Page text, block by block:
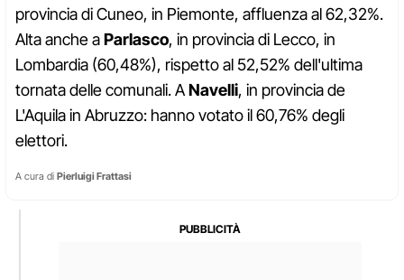
provincia di Cuneo, in Piemonte, affluenza al 62,32%.
Alta anche aParlasco, in provincia di Lecco, in
Lombardia (60,48%), rispetto al 52,52% dell'ultima
tornata delle comunali. ANavelli, in provincia de
L'Aquila in Abruzzo: hanno votato il 60,76% degli
elettori.
A cura di Pierluigi Frattasi